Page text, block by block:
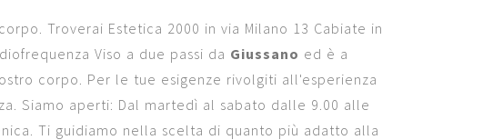
Troverai Estetica 2000 in via Milano 13 Cabiate in
Viso a due passi da Giussano ed è a
corpo. Per le tue esigenze rivolgiti all'esperienza
Siamo aperti: Dal martedì al sabato dalle 9.00 alle
Ti guidiamo nella scelta di quanto più adatto alla